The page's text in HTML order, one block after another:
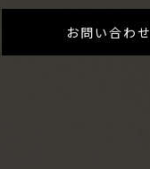
お問い合わせ